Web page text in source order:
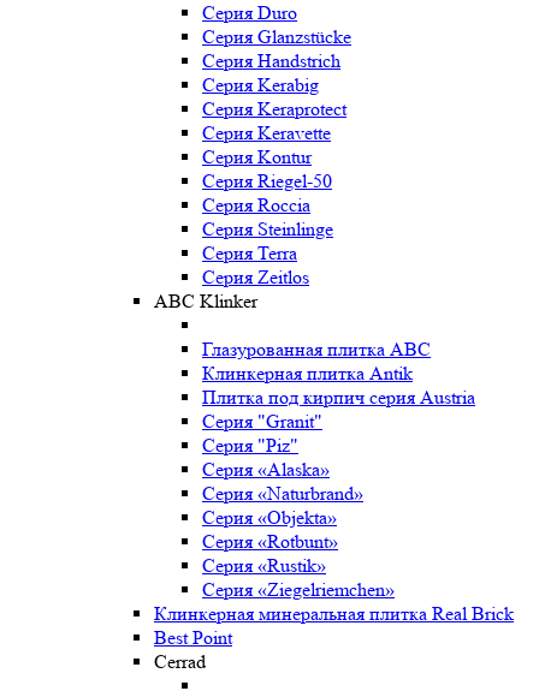
Серия Duro
Серия Glanzstücke
Серия Handstrich
Серия Kerabig
Серия Keraprotect
Серия Keravette
Серия Kontur
Серия Riegel-50
Серия Roccia
Серия Steinlinge
Серия Terra
Серия Zeitlos
ABC Klinker
Глазурованная плитка ABC
Клинкерная плитка Antik
Плитка под кирпич серия Austria
Серия "Granit"
Серия "Piz"
Серия «Alaska»
Серия «Naturbrand»
Серия «Objekta»
Серия «Rotbunt»
Серия «Rustik»
Серия «Ziegelriemchen»
Клинкерная минеральная плитка Real Brick
Best Point
Cerrad